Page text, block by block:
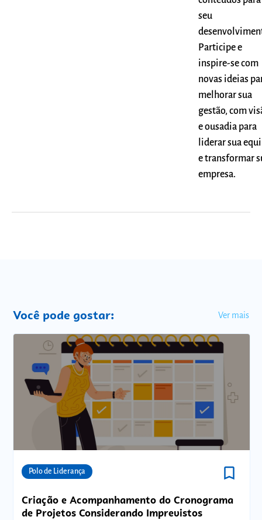
seu
Participe e
inspire-se com
novas ideias
melhorar sua
gestão, com
e ousadia para
liderar sua
e transformar
empresa.
Você pode gostar: Ver mais
Polo de Liderança bookmark_border
Criação e Acompanhamento do Cronograma
de Projetos Considerando Imprevistos